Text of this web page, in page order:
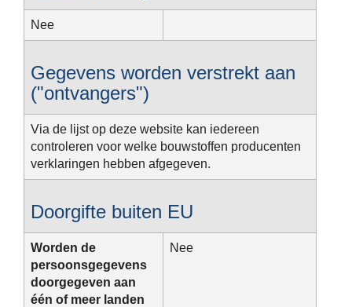
Nee
Gegevens worden verstrekt aan
("ontvangers")
Via de lijst op deze website kan iedereen
controleren voor welke bouwstoffen producenten
verklaringen hebben afgegeven.
Doorgifte buiten EU
Worden de
persoonsgegevens
doorgegeven aan
één of meer landen
Nee